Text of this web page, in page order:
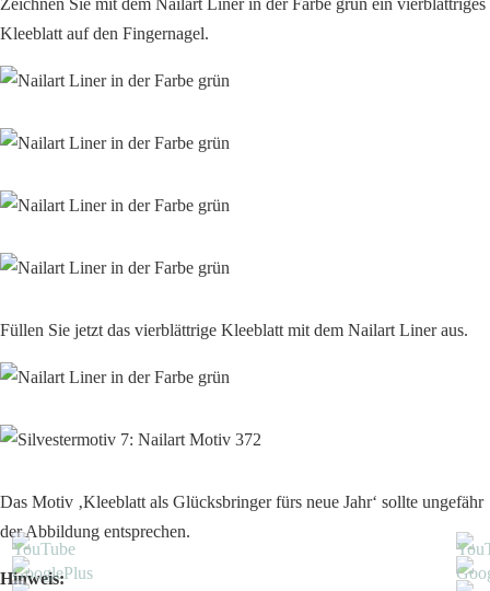
Zeichnen Sie mit dem Nailart Liner in der Farbe grün ein vierblättriges
Kleeblatt auf den Fingernagel.
Füllen Sie jetzt das vierblättrige Kleeblatt mit dem Nailart Liner aus.
Das Motiv ‚Kleeblatt als Glücksbringer fürs neue Jahr‘ sollte ungefähr
der Abbildung entsprechen.
Hinweis: